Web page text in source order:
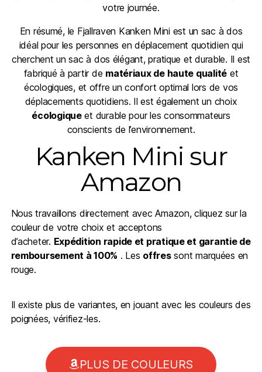
votre journée.
En résumé, le Fjallraven Kanken Mini est un sac à dos
idéal pour les personnes en déplacement quotidien qui
cherchent un sac à dos élégant, pratique et durable. Il est
fabriqué à partir de matériaux de haute qualité et
écologiques, et offre un confort optimal lors de vos
déplacements quotidiens. Il est également un choix
écologiqueet durable pour les consommateurs
conscients de l’environnement.
Kanken Mini sur
Amazon
Nous travaillons directement avec Amazon, cliquez sur la
couleur de votre choix et acceptons
d’acheter. Expédition rapide et pratique et garantie de
remboursement à 100% . Les offressont marquées en
rouge.
Il existe plus de variantes, en jouant avec les couleurs des
poignées, vérifiez-les.
PLUS DE COULEURS